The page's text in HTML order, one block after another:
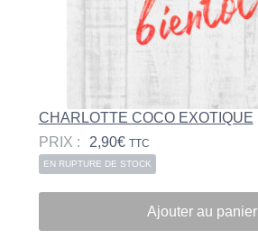
CHARLOTTE COCO EXOTIQUE
PRIX :
2,90€ TTC
EN RUPTURE DE STOCK
Ajouter au panier